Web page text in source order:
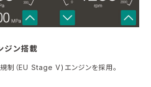
ジン搭載
制（EU Stage V)エンジンを採用。